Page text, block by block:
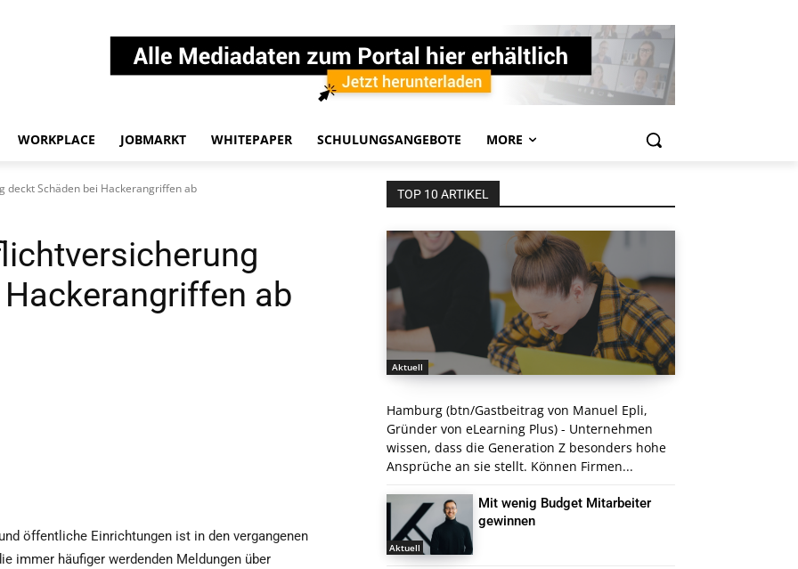
WORKPLACE JOBMARKT WHITEPAPER SCHULUNGSANGEBOTE MORE
deckt Schäden bei Hackerangriffen ab
ab
öffentliche Einrichtungen ist in den vergangenen
immer häufiger werdenden Meldungen über
TOP 10 ARTIKEL
Aktuell
Hamburg (btn/Gastbeitrag von Manuel Epli,
Gründer von eLearning Plus) - Unternehmen
wissen, dass die Generation Z besonders hohe
Ansprüche an sie stellt. Können Firmen...
Aktuell
Mit wenig Budget Mitarbeiter
gewinnen